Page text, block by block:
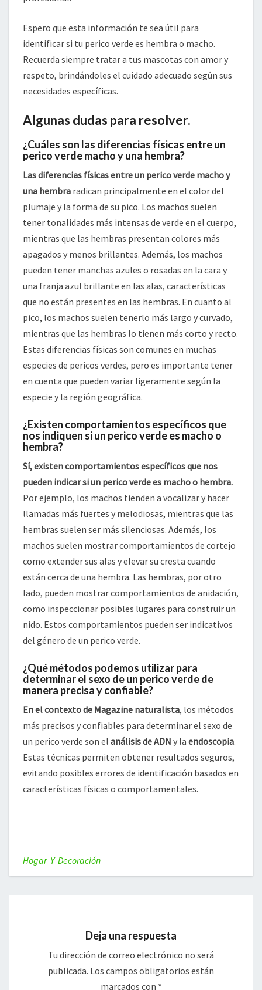
Espero que esta información te sea útil para
identificar si tu perico verde es hembra o macho.
Recuerda siempre tratar a tus mascotas con amor y
respeto, brindándoles el cuidado adecuado según sus
necesidades específicas.
Algunas dudas para resolver.
¿Cuáles son las diferencias físicas entre un
perico verde macho y una hembra?
Las diferencias físicas entre un perico verde macho y
una hembra radican principalmente en el color del
plumaje y la forma de su pico. Los machos suelen
tener tonalidades más intensas de verde en el cuerpo,
mientras que las hembras presentan colores más
apagados y menos brillantes. Además, los machos
pueden tener manchas azules o rosadas en la cara y
una franja azul brillante en las alas, características
que no están presentes en las hembras. En cuanto al
pico, los machos suelen tenerlo más largo y curvado,
mientras que las hembras lo tienen más corto y recto.
Estas diferencias físicas son comunes en muchas
especies de pericos verdes, pero es importante tener
en cuenta que pueden variar ligeramente según la
especie y la región geográfica.
¿Existen comportamientos específicos que
nos indiquen si un perico verde es macho o
hembra?
Sí, existen comportamientos específicos que nos
pueden indicar si un perico verde es macho o hembra.
Por ejemplo, los machos tienden a vocalizar y hacer
llamadas más fuertes y melodiosas, mientras que las
hembras suelen ser más silenciosas. Además, los
machos suelen mostrar comportamientos de cortejo
como extender sus alas y elevar su cresta cuando
están cerca de una hembra. Las hembras, por otro
lado, pueden mostrar comportamientos de anidación,
como inspeccionar posibles lugares para construir un
nido. Estos comportamientos pueden ser indicativos
del género de un perico verde.
¿Qué métodos podemos utilizar para
determinar el sexo de un perico verde de
manera precisa y confiable?
En el contexto de Magazine naturalista, los métodos
más precisos y confiables para determinar el sexo de
un perico verde son el análisis de ADN y la endoscopia.
Estas técnicas permiten obtener resultados seguros,
evitando posibles errores de identificación basados en
características físicas o comportamentales.
Hogar Y Decoración
Deja una respuesta
Tu dirección de correo electrónico no será
publicada. Los campos obligatorios están
marcados con *